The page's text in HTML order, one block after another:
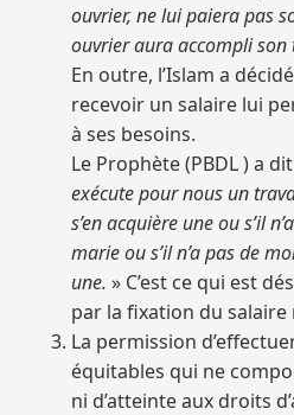
ouvrier, ne lui paiera pas
ouvrier aura accompli son
En outre, l’Islam a
recevoir un salaire lui
à ses besoins.
Le Prophète (PBDL ) a
exécute pour nous un
s’en acquière une ou s’il
marie ou s’il n’a pas de
une. » C’est ce qui est
par la fixation du
La permission
équitables qui ne
ni d’atteinte aux droits